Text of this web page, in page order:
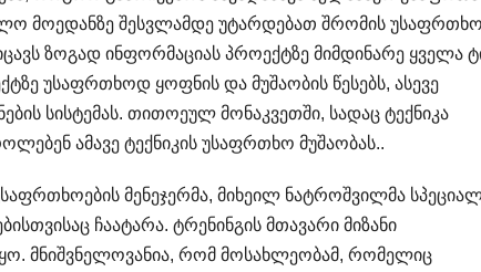
მოედანზე შესვლამდე უტარდებათ შრომის
ზოგად ინფორმაციას პროექტზე მიმდინარე ყველა
უსაფრთხოდ ყოფნის და მუშაობის წესებს, ასევე
სისტემას. თითოეულ მონაკვეთში, სადაც ტექნიკა
ამავე ტექნიკის უსაფრთხო მუშაობას..
მენეჯერმა, მიხეილ ნატროშვილმა
ჩაატარა. ტრენინგის მთავარი მიზანი
მნიშვნელოვანია, რომ მოსახლეობამ, რომელიც